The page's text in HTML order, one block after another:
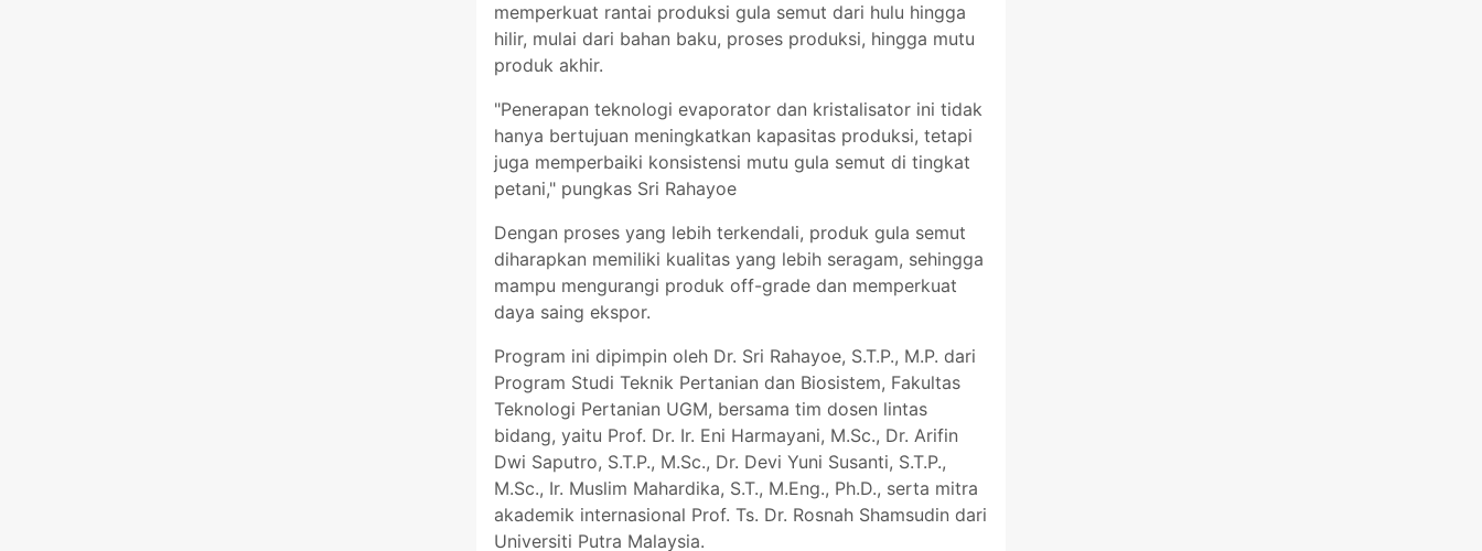
memperkuat rantai produksi gula semut dari hulu hingga
hilir, mulai dari bahan baku, proses produksi, hingga mutu
produk akhir.
"Penerapan teknologi evaporator dan kristalisator ini tidak
hanya bertujuan meningkatkan kapasitas produksi, tetapi
juga memperbaiki konsistensi mutu gula semut di tingkat
petani," pungkas Sri Rahayoe
Dengan proses yang lebih terkendali, produk gula semut
diharapkan memiliki kualitas yang lebih seragam, sehingga
mampu mengurangi produk off-grade dan memperkuat
daya saing ekspor.
Program ini dipimpin oleh Dr. Sri Rahayoe, S.T.P., M.P. dari
Program Studi Teknik Pertanian dan Biosistem, Fakultas
Teknologi Pertanian UGM, bersama tim dosen lintas
bidang, yaitu Prof. Dr. Ir. Eni Harmayani, M.Sc., Dr. Arifin
Dwi Saputro, S.T.P., M.Sc., Dr. Devi Yuni Susanti, S.T.P.,
M.Sc., Ir. Muslim Mahardika, S.T., M.Eng., Ph.D., serta mitra
akademik internasional Prof. Ts. Dr. Rosnah Shamsudin dari
Universiti Putra Malaysia.